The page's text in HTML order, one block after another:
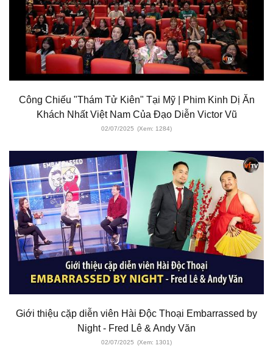
Công Chiếu "Thám Tử Kiên" Tại Mỹ | Phim Kinh Dị Ăn
Khách Nhất Việt Nam Của Đạo Diễn Victor Vũ
02/07/2025 (Xem: 1284)
Giới thiệu cặp diễn viên Hài Độc Thoại Embarrassed by
Night - Fred Lê & Andy Văn
02/07/2025 (Xem: 1301)